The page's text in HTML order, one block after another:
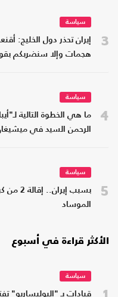
3
سياسة
إيران تحذر دول الخليج:
هجمات وإلا سنضربكم
4
سياسة
ما هي الخطوة التالية
الرحمن السيد في
5
سياسة
بسبب
الموساد
الأكثر قراءة في أسبوع
سياسة
قيادات بـ "البوليساريو"